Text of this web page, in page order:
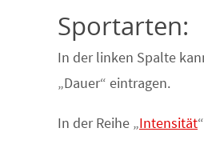
Sportarten:
In der linken Spalte
„Dauer“ eintragen.
In der Reihe „Intensität